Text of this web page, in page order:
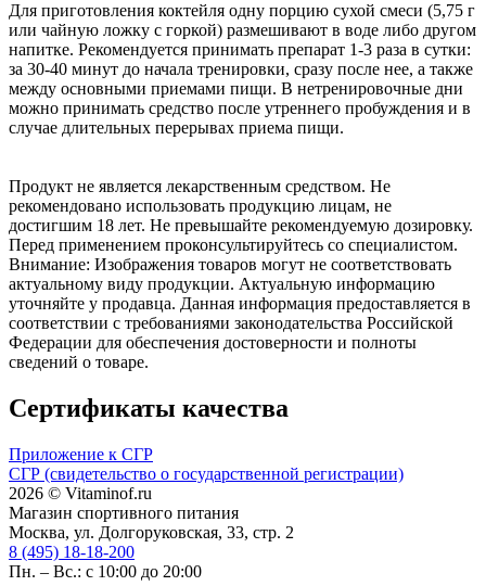
Для приготовления коктейля одну порцию сухой смеси (5,75 г
или чайную ложку с горкой) размешивают в воде либо другом
напитке. Рекомендуется принимать препарат 1-3 раза в сутки:
за 30-40 минут до начала тренировки, сразу после нее, а также
между основными приемами пищи. В нетренировочные дни
можно принимать средство после утреннего пробуждения и в
случае длительных перерывах приема пищи.
Продукт не является лекарственным средством. Не
рекомендовано использовать продукцию лицам, не
достигшим 18 лет. Не превышайте рекомендуемую дозировку.
Перед применением проконсультируйтесь со специалистом.
Внимание: Изображения товаров могут не соответствовать
актуальному виду продукции. Актуальную информацию
уточняйте у продавца. Данная информация предоставляется в
соответствии с требованиями законодательства Российской
Федерации для обеспечения достоверности и полноты
сведений о товаре.
Сертификаты качества
Приложение к СГР
СГР (свидетельство о государственной регистрации)
2026 © Vitaminof.ru
Магазин спортивного питания
Москва, ул. Долгоруковская, 33, стр. 2
8 (495) 18-18-200
Пн. – Вс.: с 10:00 до 20:00